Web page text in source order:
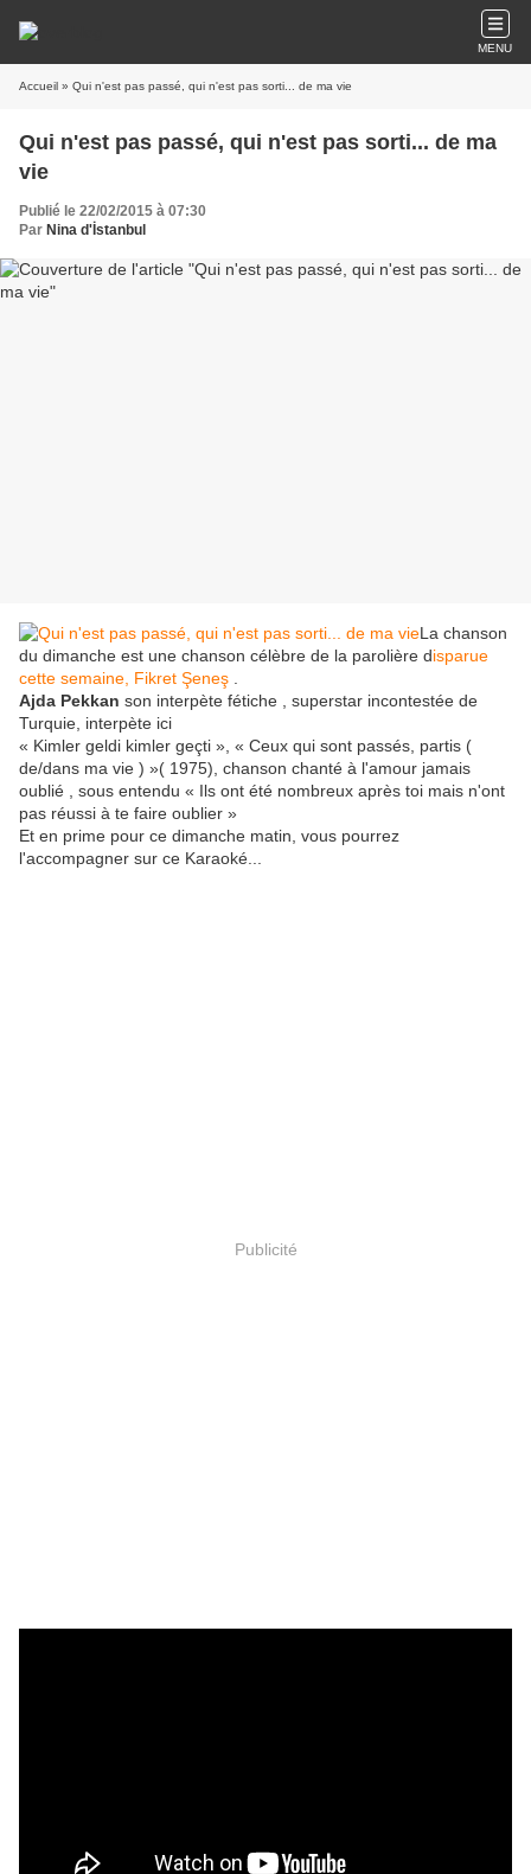
MENU
Accueil » Qui n'est pas passé, qui n'est pas sorti... de ma vie
Qui n'est pas passé, qui n'est pas sorti... de ma
vie
Publié le 22/02/2015 à 07:30
Par Nina d'İstanbul
La chanson
du dimanche est une chanson célèbre de la parolière disparue
cette semaine, Fikret Şeneş
Ajda Pekkan son interpète fétiche , superstar incontestée de
Turquie, interpète ici
« Kimler geldi kimler geçti », « Ceux qui sont passés, partis (
de/dans ma vie ) »( 1975), chanson chanté à l'amour jamais
oublié , sous entendu « Ils ont été nombreux après toi mais n'ont
pas réussi à te faire oublier »
Et en prime pour ce dimanche matin, vous pourrez
l'accompagner sur ce Karaoké...
Publicité